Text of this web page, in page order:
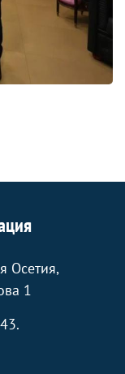
Осетия,
1